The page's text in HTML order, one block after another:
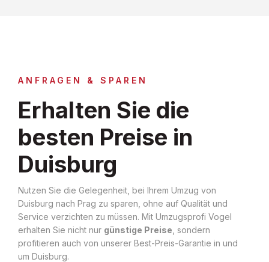
ANFRAGEN & SPAREN
Erhalten Sie die
besten Preise in
Duisburg
Nutzen Sie die Gelegenheit, bei Ihrem Umzug von
Duisburg nach Prag zu sparen, ohne auf Qualität und
Service verzichten zu müssen. Mit Umzugsprofi Vogel
erhalten Sie nicht nur günstige Preise , sondern
profitieren auch von unserer Best-Preis-Garantie in und
um Duisburg.